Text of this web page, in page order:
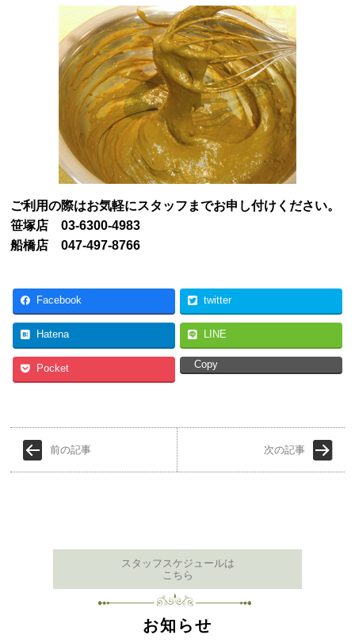
ご利用の際はお気軽にスタッフまでお申し付けください。
笹塚店 03-6300-4983
船橋店 047-497-8766
Facebook twitter
Hatena LINE
Pocket Copy
前の記事 次の記事
スタッフスケジュールは
こちら
お知らせ